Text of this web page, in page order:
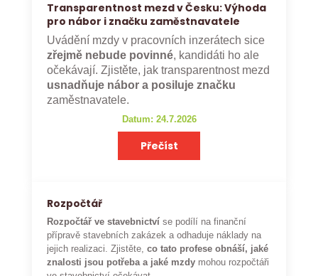
Transparentnost mezd v Česku: Výhoda
pro nábor i značku zaměstnavatele
Uvádění mzdy v pracovních inzerátech sice
zřejmě nebude povinné, kandidáti ho ale
očekávají. Zjistěte, jak transparentnost mezd
usnadňuje nábor a posiluje značku
zaměstnavatele.
Datum: 24.7.2026
Přečíst
Rozpočtář
Rozpočtář ve stavebnictví se podílí na finanční
přípravě stavebních zakázek a odhaduje náklady na
jejich realizaci. Zjistěte,co tato profese obnáší, jaké
znalosti jsou potřeba a jaké mzdy mohou rozpočtáři